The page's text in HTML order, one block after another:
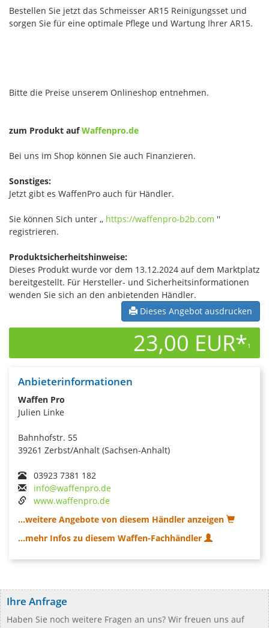
Bestellen Sie jetzt das Schmeisser AR15 Reinigungsset und
sorgen Sie für eine optimale Pflege und Wartung Ihrer AR15.
Bitte die Preise unserem Onlineshop entnehmen.
zum Produkt aufWaffenpro.de
Bei uns im Shop können Sie auch Finanzieren.
Sonstiges:
Jetzt gibt es WaffenPro auch für Händler.
Sie können Sich unter ,, https://waffenpro-b2b.com ''
registrieren.
Produktsicherheitshinweise:
Dieses Produkt wurde vor dem 13.12.2024 auf dem Marktplatz
bereitgestellt. Für Hersteller- und Sicherheitsinformationen
wenden Sie sich an den anbietenden Händler.
Dieses Angebot ausdrucken
23,00 EUR*1
Anbieterinformationen
Waffen Pro
Julien Linke
Bahnhofstr. 55
39261 Zerbst/Anhalt (Sachsen-Anhalt)
03923 7381 182
info@waffenpro.de
www.waffenpro.de
...weitere Angebote von diesem Händler anzeigen
...mehr Infos zu diesem Waffen-Fachhändler
Ihre Anfrage
Haben Sie noch weitere Fragen an uns? Wir freuen uns auf